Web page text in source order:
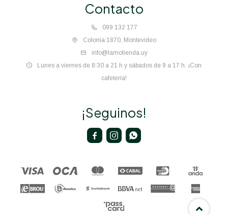
Contacto
099 132 177
Colonia 1870, Montevideo
info@lamolienda.uy
Lunes a viernes de 8:30 a 21 h y sábados de 9 a 17 h. ¡Con
cafetería!
¡Seguinos!
  